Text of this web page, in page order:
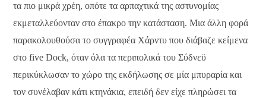
τα πιο μικρά χρέη, οπότε τα αρπαχτικά της αστυνομίας
εκμεταλλεύονταν στο έπακρο την κατάσταση. Μια άλλη φορά
παρακολουθούσα το συγγραφέα Χάρντυ που διάβαζε κείμενα
στο five Dock, όταν όλα τα περιπολικά του Σύδνεϋ
περικύκλωσαν το χώρο της εκδήλωσης σε μία μπυραρία και
τον συνέλαβαν κάτι κτηνάκια, επειδή δεν είχε πληρώσει τα